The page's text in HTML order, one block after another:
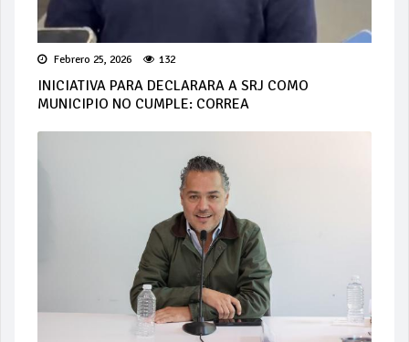
Febrero 25, 2026 132
INICIATIVA PARA DECLARARA A SRJ COMO
MUNICIPIO NO CUMPLE: CORREA